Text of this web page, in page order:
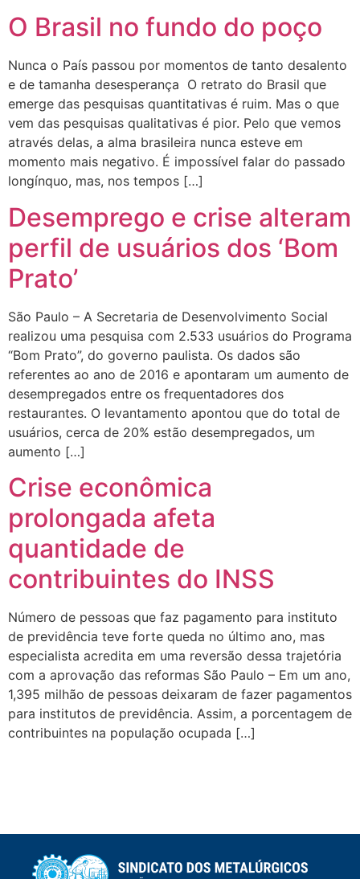
O Brasil no fundo do poço
Nunca o País passou por momentos de tanto desalento
e de tamanha desesperança O retrato do Brasil que
emerge das pesquisas quantitativas é ruim. Mas o que
vem das pesquisas qualitativas é pior. Pelo que vemos
através delas, a alma brasileira nunca esteve em
momento mais negativo. É impossível falar do passado
longínquo, mas, nos tempos […]
Desemprego e crise alteram
perfil de usuários dos ‘Bom
Prato’
São Paulo – A Secretaria de Desenvolvimento Social
realizou uma pesquisa com 2.533 usuários do Programa
“Bom Prato”, do governo paulista. Os dados são
referentes ao ano de 2016 e apontaram um aumento de
desempregados entre os frequentadores dos
restaurantes. O levantamento apontou que do total de
usuários, cerca de 20% estão desempregados, um
aumento […]
Crise econômica
prolongada afeta
quantidade de
contribuintes do INSS
Número de pessoas que faz pagamento para instituto
de previdência teve forte queda no último ano, mas
especialista acredita em uma reversão dessa trajetória
com a aprovação das reformas São Paulo – Em um ano,
1,395 milhão de pessoas deixaram de fazer pagamentos
para institutos de previdência. Assim, a porcentagem de
contribuintes na população ocupada […]